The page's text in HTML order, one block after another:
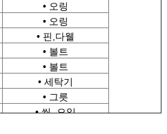
• 오링
• 오링
• 핀,다웰
• 볼트
• 볼트
• 세탁기
• 그릇
• 씰, 오일